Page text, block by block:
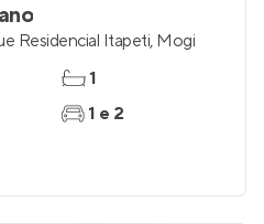
Residencial Itapeti, Mogi
1
1 e 2